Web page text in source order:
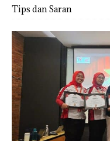
Tips dan Saran